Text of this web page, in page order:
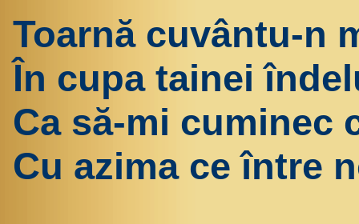
Toarnă cuvântu-n
În cupa tainei
Ca să-mi cuminec
Cu azima ce între